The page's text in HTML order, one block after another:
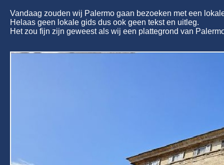
Vandaag zouden wij Palermo gaan bezoeken met een
Helaas geen lokale gids dus ook geen tekst en uitleg.
Het zou fijn zijn geweest als wij een plattegrond van